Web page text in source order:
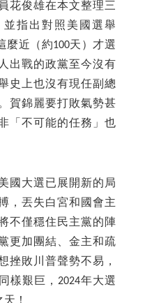
花俊雄在本文整理三
指出對照美國選舉
麼近（約100天）才選
出戰的政黨至今沒有
史上也沒有現任副總
賀錦麗要打敗氣勢甚
「不可能的任務」也
國大選已展開新的局
，丟失白宮和國會主
不僅穩住民主黨的陣
更加團結、金主和疏
挫敗川普聲勢不易，
樣艱巨，2024年大選